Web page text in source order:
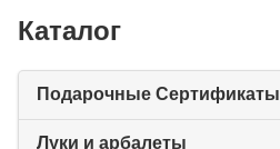
Каталог
Подарочные Сертификаты
Луки и арбалеты